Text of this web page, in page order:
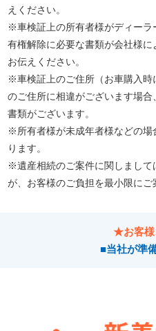
えください。
※車検証上の所有者様がディー
有権解除に必要な書類が会社様
お伝えください。
※車検証上のご住所（お車購入
のご住所に相違がございます場
書類がございます。
※所有者様が未成年者様などの場
ります。
※遺産相続のご案件に関しまして
が、お客様のご負担を最小限にご
★お客様
■当社が準